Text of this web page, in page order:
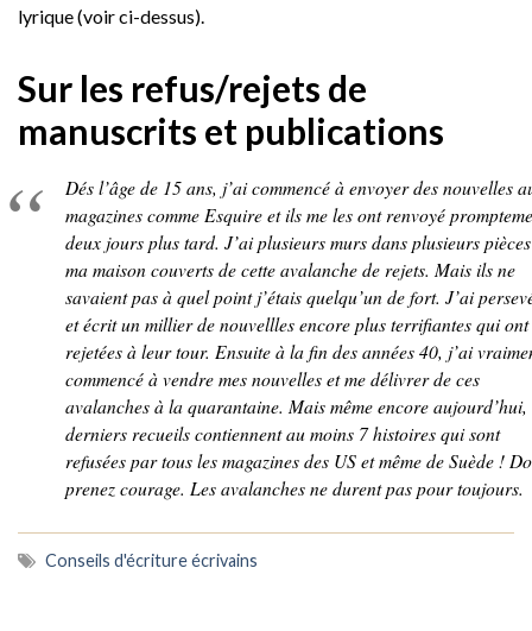
lyrique (voir ci-dessus).
Sur les refus/rejets de
manuscrits et publications
Dés l’âge de 15 ans, j’ai commencé à envoyer des nouvelles
magazines comme Esquire et ils me les ont renvoyé
deux jours plus tard. J’ai plusieurs murs dans plusieurs
ma maison couverts de cette avalanche de rejets. Mais ils ne
savaient pas à quel point j’étais quelqu’un de fort. J’ai
et écrit un millier de nouvellles encore plus terrifiantes qui ont
rejetées à leur tour. Ensuite à la fin des années 40, j’ai
commencé à vendre mes nouvelles et me délivrer de ces
avalanches à la quarantaine. Mais même encore aujourd’hui,
derniers recueils contiennent au moins 7 histoires qui sont
refusées par tous les magazines des US et même de Suède !
prenez courage. Les avalanches ne durent pas pour toujours.
Conseils d'écriture écrivains